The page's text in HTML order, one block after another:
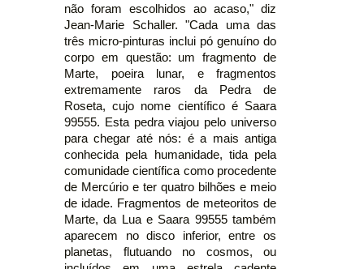
não foram escolhidos ao acaso," diz
Jean-Marie Schaller. "Cada uma das
três micro-pinturas inclui pó genuíno do
corpo em questão: um fragmento de
Marte, poeira lunar, e fragmentos
extremamente raros da Pedra de
Roseta, cujo nome científico é Saara
99555. Esta pedra viajou pelo universo
para chegar até nós: é a mais antiga
conhecida pela humanidade, tida pela
comunidade científica como procedente
de Mercúrio e ter quatro bilhões e meio
de idade. Fragmentos de meteoritos de
Marte, da Lua e Saara 99555 também
aparecem no disco inferior, entre os
planetas, flutuando no cosmos, ou